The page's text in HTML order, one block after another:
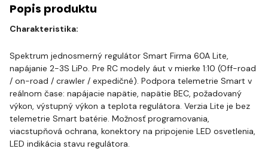
Popis produktu
Charakteristika:
Spektrum jednosmerný regulátor Smart Firma 60A Lite,
napájanie 2-3S LiPo. Pre RC modely áut v mierke 1:10 (Off-road
/ on-road / crawler / expedičné). Podpora telemetrie Smart v
reálnom čase: napájacie napätie, napätie BEC, požadovaný
výkon, výstupný výkon a teplota regulátora. Verzia Lite je bez
telemetrie Smart batérie. Možnosť programovania,
viacstupňová ochrana, konektory na pripojenie LED osvetlenia,
LED indikácia stavu regulátora.